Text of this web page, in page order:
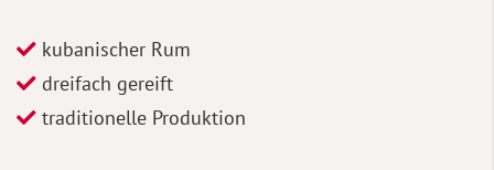
kubanischer Rum
dreifach gereift
traditionelle Produktion